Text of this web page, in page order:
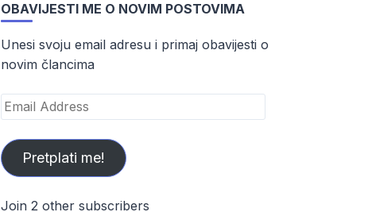
OBAVIJESTI ME O NOVIM POSTOVIMA
Unesi svoju email adresu i primaj obavijesti o
novim člancima
Email
Address
Pretplati me!
Join 2 other subscribers